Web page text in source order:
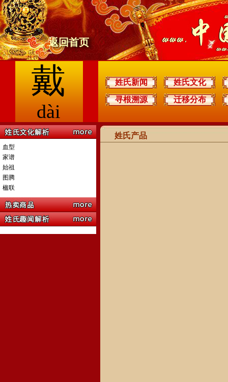
返回首页
戴
dài
姓氏新闻
姓氏文化
寻根溯源
迁移分布
血型
家谱
始祖
图腾
楹联
姓氏产品